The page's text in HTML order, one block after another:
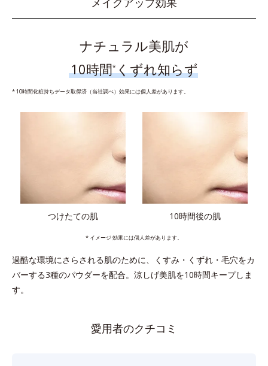
ナチュラル美肌が
10時間*くずれ知らず
* 10時間化粧持ちデータ取得済（当社調べ）効果には個人差があります。
つけたての肌 10時間後の肌
* イメージ 効果には個人差があります。
過酷な環境にさらされる肌のために、くすみ・くずれ・毛穴をカ
バーする3種のパウダーを配合。涼しげ美肌を10時間キープしま
す。
愛用者のクチコミ